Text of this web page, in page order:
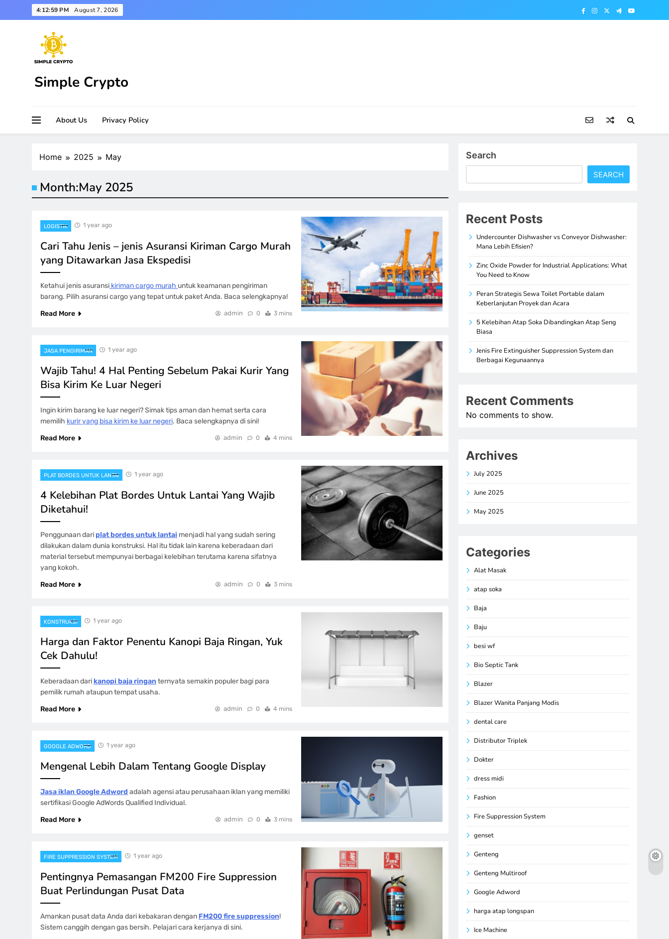
to
4:13:00 PM August 7, 2026
Simple Crypto
About Us Privacy Policy
Home 2025 May
Month:May 2025
LOGISTIK 1 year ago
Cari Tahu Jenis – jenis Asuransi Kiriman Cargo Murah
yang Ditawarkan Jasa Ekspedisi
Ketahui jenis asuransi kiriman cargo murah untuk keamanan pengiriman
barang. Pilih asuransi cargo yang tepat untuk paket Anda. Baca selengkapnya!
Read More
admin 0 3 mins
JASA PENGIRIMAN 1 year ago
Wajib Tahu! 4 Hal Penting Sebelum Pakai Kurir Yang
Bisa Kirim Ke Luar Negeri
Ingin kirim barang ke luar negeri? Simak tips aman dan hemat serta cara
memilih kurir yang bisa kirim ke luar negeri. Baca selengkapnya di sini!
Read More
admin 0 4 mins
PLAT BORDES UNTUK LANTAI 1 year ago
4 Kelebihan Plat Bordes Untuk Lantai Yang Wajib
Diketahui!
Penggunaan dariplat bordes untuk lantai menjadi hal yang sudah sering
dilakukan dalam dunia konstruksi. Hal itu tidak lain karena keberadaan dari
material tersebut mempunyai berbagai kelebihan terutama karena sifatnya
yang kokoh.
Read More
admin 0 3 mins
KONSTRUKSI 1 year ago
Harga dan Faktor Penentu Kanopi Baja Ringan, Yuk
Cek Dahulu!
Keberadaan darikanopi baja ringan ternyata semakin populer bagi para
pemilik rumah ataupun tempat usaha.
Read More
admin 0 4 mins
GOOGLE ADWORD 1 year ago
Mengenal Lebih Dalam Tentang Google Display
Jasa iklan Google Adword adalah agensi atau perusahaan iklan yang memiliki
sertifikasi Google AdWords Qualified Individual.
Read More
admin 0 3 mins
FIRE SUPPRESSION SYSTEM 1 year ago
Pentingnya Pemasangan FM200 Fire Suppression
Buat Perlindungan Pusat Data
Amankan pusat data Anda dari kebakaran dengan FM200 fire suppression!
Sistem canggih dengan gas bersih. Pelajari cara kerjanya di sini.
Search
SEARCH
Recent Posts
Undercounter Dishwasher vs Conveyor Dishwasher:
Mana Lebih Efisien?
Zinc Oxide Powder for Industrial Applications: What
You Need to Know
Peran Strategis Sewa Toilet Portable dalam
Keberlanjutan Proyek dan Acara
5 Kelebihan Atap Soka Dibandingkan Atap Seng
Biasa
Jenis Fire Extinguisher Suppression System dan
Berbagai Kegunaannya
Recent Comments
No comments to show.
Archives
July 2025
June 2025
May 2025
Categories
Alat Masak
atap soka
Baja
Baju
besi wf
Bio Septic Tank
Blazer
Blazer Wanita Panjang Modis
dental care
Distributor Triplek
Dokter
dress midi
Fashion
Fire Suppression System
genset
Genteng
Genteng Multiroof
Google Adword
harga atap longspan
Ice Machine